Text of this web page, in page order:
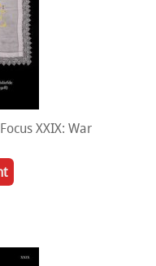
XXIX: War